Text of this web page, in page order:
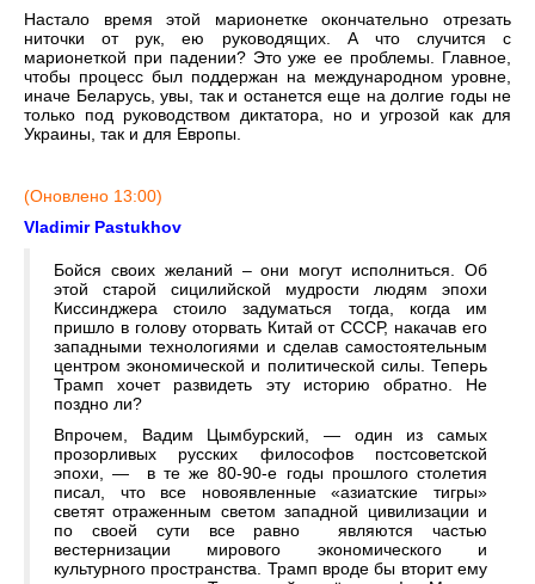
Настало время этой марионетке окончательно отрезать
ниточки от рук, ею руководящих. А что случится с
марионеткой при падении? Это уже ее проблемы. Главное,
чтобы процесс был поддержан на международном уровне,
иначе Беларусь, увы, так и останется еще на долгие годы не
только под руководством диктатора, но и угрозой как для
Украины, так и для Европы.
(Оновлено 13:00)
Vladimir Pastukhov
Бойся своих желаний – они могут исполниться. Об
этой старой сицилийской мудрости людям эпохи
Киссинджера стоило задуматься тогда, когда им
пришло в голову оторвать Китай от СССР, накачав его
западными технологиями и сделав самостоятельным
центром экономической и политической силы. Теперь
Трамп хочет развидеть эту историю обратно. Не
поздно ли?
Впрочем, Вадим Цымбурский, — один из самых
прозорливых русских философов постсоветской
эпохи, — в те же 80-90-е годы прошлого столетия
писал, что все новоявленные «азиатские тигры»
светят отраженным светом западной цивилизации и
по своей сути все равно являются частью
вестернизации мирового экономического и
культурного пространства. Трамп вроде бы вторит ему